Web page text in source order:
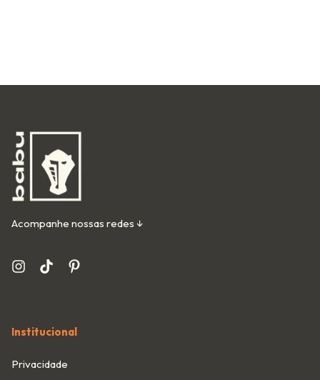
Acompanhe nossas redes ↓
Institucional
Privacidade